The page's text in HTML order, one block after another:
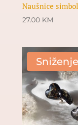
Naušnice
27.00 KM